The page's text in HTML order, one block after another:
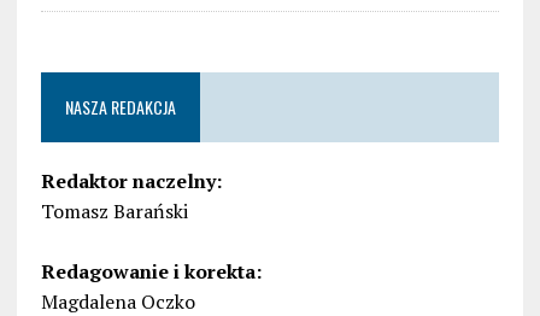
NASZA REDAKCJA
Redaktor naczelny:
Tomasz Barański
Redagowanie i korekta:
Magdalena Oczko